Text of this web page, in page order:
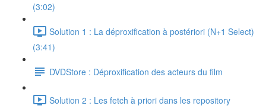
(3:02)
Solution 1 : La déproxification à postériori (N+1 Select)
(3:41)
DVDStore : Déproxification des acteurs du film
Solution 2 : Les fetch à priori dans les repository